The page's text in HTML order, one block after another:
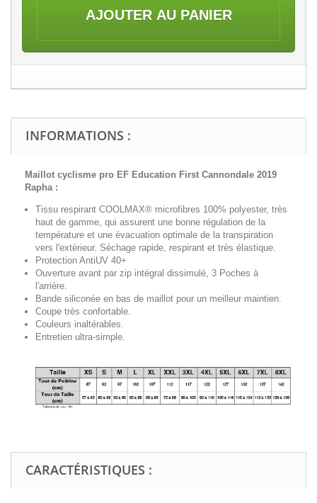
AJOUTER AU PANIER
INFORMATIONS :
Maillot cyclisme pro EF Education First Cannondale 2019
Rapha:
Tissu respirant COOLMAX® microfibres 100% polyester, très
haut de gamme, qui assurent une bonne régulation de la
température et une évacuation optimale de la transpiration
vers l'extérieur. Séchage rapide, respirant et très élastique.
Protection AntiUV 40+
Ouverture avant par zip intégral dissimulé, 3 Poches à
l'arrière.
Bande siliconée en bas de maillot pour un meilleur maintien.
Coupe très confortable.
Couleurs inaltérables.
Entretien ultra-simple.
CARACTÉRISTIQUES :